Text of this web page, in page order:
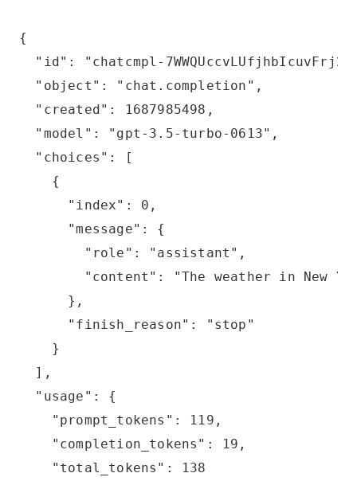
{
"id": "chatcmpl-
  "object": "chat.completion",
  "created": 1687985498,
  "model": "gpt-3.5-turbo-0613",
  "choices": [
    {
      "index": 0,
      "message": {
        "role": "assistant",
"content": "The weather in New
      },
      "finish_reason": "stop"
    }
  ],
  "usage": {
    "prompt_tokens": 119,
    "completion_tokens": 19,
    "total_tokens": 138